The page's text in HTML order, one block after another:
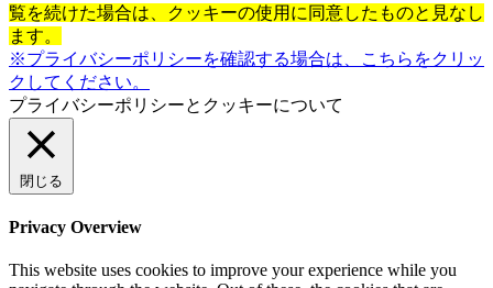
覧を続けた場合は、クッキーの使用に同意したものと見なし
ます。
※プライバシーポリシーを確認する場合は、こちらをクリッ
クしてください。
プライバシーポリシーとクッキーについて
閉じる
Privacy Overview
This website uses cookies to improve your experience while you